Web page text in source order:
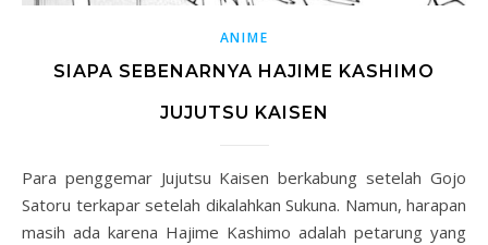
ANIME
SIAPA SEBENARNYA HAJIME KASHIMO
JUJUTSU KAISEN
Para penggemar Jujutsu Kaisen berkabung setelah Gojo
Satoru terkapar setelah dikalahkan Sukuna. Namun, harapan
masih ada karena Hajime Kashimo adalah petarung yang